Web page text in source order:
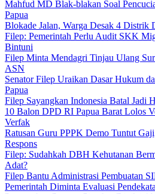
Mahfud MD Blak-blakan Soal
Papua
Blokade Jalan, Warga Desak 4
Filep: Pemerintah Perlu Audit SKK
Bintuni
Filep Minta Mendagri Tinjau Ulang
ASN
Senator Filep Uraikan Dasar Hukum
Papua
Filep Sayangkan Indonesia Batal Jadi
10 Balon DPD RI Papua Barat Lolos
Verfak
Ratusan Guru PPPK Demo Tuntut
Respons
Filep: Sudahkah DBH Kehutanan
Adat?
Filep Bantu Administrasi Pembuatan
Pemerintah Diminta Evaluasi